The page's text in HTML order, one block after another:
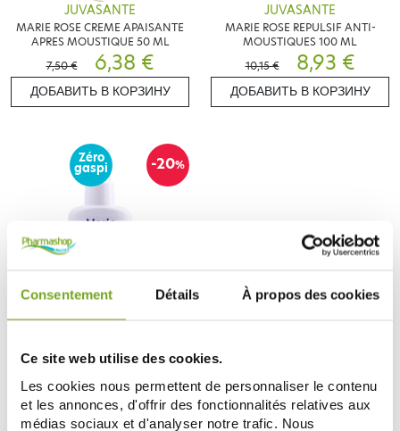
Consentement Détails À propos des cookies
Ce site web utilise des cookies.
Les cookies nous permettent de personnaliser le contenu
et les annonces, d'offrir des fonctionnalités relatives aux
médias sociaux et d'analyser notre trafic. Nous
JUVASANTE
MARIE ROSE CREME APAISANTE
APRES MOUSTIQUE 50 ML
7,50 €
6,38 €
ДОБАВИТЬ В КОРЗИНУ
JUVASANTE
MARIE ROSE REPULSIF ANTI-
MOUSTIQUES 100 ML
10,15 €
8,93 €
ДОБАВИТЬ В КОРЗИНУ
-20%
Zéro
gaspi
ZONES TROPICALES 100ML
12,55 €
10,04 €
ДОБАВИТЬ В КОРЗИНУ